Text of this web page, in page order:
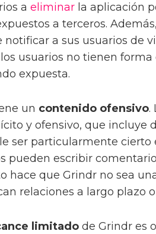
a eliminar la aplicación
a terceros.
a sus usuarios de
usuarios no tienen
expuesta.
un contenido ofensivo.
y ofensivo, que incluye
ser particularmente
pueden escribir
hace que Grindr no sea
relaciones a largo plazo
limitado de Grindr es